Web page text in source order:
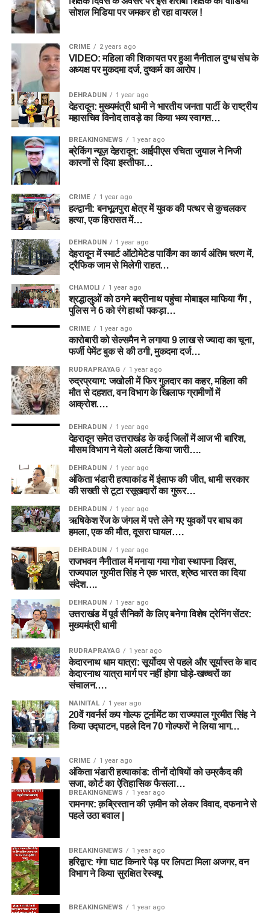
सोशल मिडिया पर जमकर हो रहा वायरल !
CRIME 2 years ago
VIDEO: महिला की शिकायत पर हुआ नैनीताल दुग्ध संघ के
अध्यक्ष पर मुकदमा दर्ज, दुष्कर्म का आरोप।
DEHRADUN 1 year ago
देहरादून: मुख्यमंत्री धामी ने भारतीय जनता पार्टी के राष्ट्रीय
महासचिव विनोद तावड़े का किया भव्य स्वागत…
BREAKINGNEWS 1 year ago
ब्रेकिंग न्यूज़ देहरादून: आईपीएस रचिता जुयाल ने निजी
कारणों से दिया इस्तीफा…
CRIME 1 year ago
हल्द्वानी: बनभूलपुरा क्षेत्र में युवक की पत्थर से कुचलकर
हत्या, एक हिरासत में…
DEHRADUN 1 year ago
देहरादून में स्मार्ट ऑटोमेटेड पार्किंग का कार्य अंतिम चरण में,
ट्रैफिक जाम से मिलेगी राहत…
CHAMOLI 1 year ago
श्रद्धालुओं को ठगने बद्रीनाथ पहुंचा मोबाइल माफिया गैंग ,
पुलिस ने 6 को रंगे हाथों पकड़ा…
CRIME 1 year ago
कारोबारी को सेल्समैन ने लगाया 9 लाख से ज्यादा का चूना,
फर्जी पेमेंट बुक से की ठगी, मुकदमा दर्ज…
RUDRAPRAYAG 1 year ago
रुद्रप्रयाग: जखोली में फिर गुलदार का कहर, महिला की
मौत से दहशत, वन विभाग के खिलाफ ग्रामीणों में
आक्रोश….
DEHRADUN 1 year ago
देहरादून समेत उत्तराखंड के कई जिलों में आज भी बारिश,
मौसम विभाग ने येलो अलर्ट किया जारी….
DEHRADUN 1 year ago
अंकिता भंडारी हत्याकांड में इंसाफ की जीत, धामी सरकार
की सख्ती से टूटा रसूखदारों का गुरूर…
DEHRADUN 1 year ago
ऋषिकेश रेंज के जंगल में पत्ते लेने गए युवकों पर बाघ का
हमला, एक की मौत, दूसरा घायल….
DEHRADUN 1 year ago
राजभवन नैनीताल में मनाया गया गोवा स्थापना दिवस,
राज्यपाल गुरमीत सिंह ने एक भारत, श्रेष्ठ भारत का दिया
संदेश….
DEHRADUN 1 year ago
उत्तराखंड में पूर्व सैनिकों के लिए बनेगा विशेष ट्रेनिंग सेंटर:
मुख्यमंत्री धामी
RUDRAPRAYAG 1 year ago
केदारनाथ धाम यात्रा: सूर्योदय से पहले और सूर्यास्त के बाद
केदारनाथ यात्रा मार्ग पर नहीं होगा घोड़े-खच्चरों का
संचालन….
NAINITAL 1 year ago
20वें गवर्नर्स कप गोल्फ टूर्नामेंट का राज्यपाल गुरमीत सिंह ने
किया उद्घाटन, पहले दिन 70 गोल्फरों ने लिया भाग…
CRIME 1 year ago
अंकिता भंडारी हत्याकांड: तीनों दोषियों को उम्रकैद की
सजा, कोर्ट का ऐतिहासिक फैसला…
BREAKINGNEWS 1 year ago
रामनगर: क़ब्रिस्तान की ज़मीन को लेकर विवाद, दफनाने से
पहले उठा बवाल |
BREAKINGNEWS 1 year ago
हरिद्वार: गंगा घाट किनारे पेड़ पर लिपटा मिला अजगर, वन
विभाग ने किया सुरक्षित रेस्क्यू
BREAKINGNEWS 1 year ago